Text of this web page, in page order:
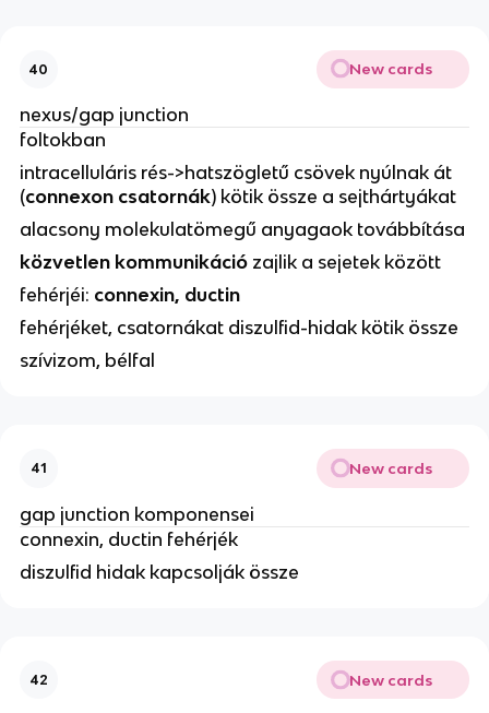
40 New cards
nexus/gap junction
foltokban
intracelluláris rés->hatszögletű csövek nyúlnak át
(connexon csatornák) kötik össze a sejthártyákat
alacsony molekulatömegű anyagaok továbbítása
közvetlen kommunikációzajlik a sejetek között
fehérjéi: connexin, ductin
fehérjéket, csatornákat diszulfid-hidak kötik össze
szívizom, bélfal
41 New cards
gap junction komponensei
connexin, ductin fehérjék
diszulfid hidak kapcsolják össze
42 New cards